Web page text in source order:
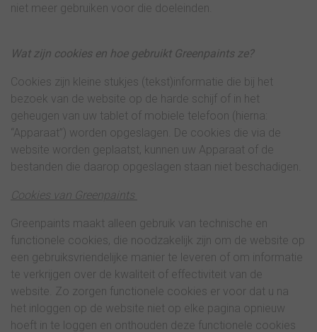
niet meer gebruiken voor die doeleinden.
Wat zijn cookies en hoe gebruikt Greenpaints ze?
Cookies zijn kleine stukjes (tekst)informatie die bij het
bezoek van de website op de harde schijf of in het
geheugen van uw tablet of mobiele telefoon (hierna:
“Apparaat”) worden opgeslagen. De cookies die via de
website worden geplaatst, kunnen uw Apparaat of de
bestanden die daarop opgeslagen staan niet beschadigen.
Cookies van Greenpaints
Greenpaints maakt alleen gebruik van technische en
functionele cookies, die noodzakelijk zijn om de website op
een gebruiksvriendelijke manier te leveren of om informatie
te verkrijgen over de kwaliteit of effectiviteit van de
website. Zo zorgen functionele cookies er voor dat u na
het inloggen op de website niet op elke pagina opnieuw
hoeft in te loggen en onthouden deze functionele cookies